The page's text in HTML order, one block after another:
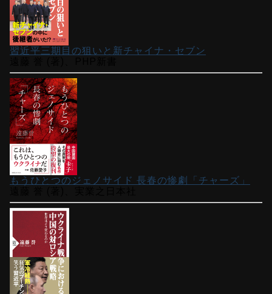
習近平三期目の狙いと新チャイナ・セブン
もうひとつのジェノサイド 長春の惨劇「チャーズ」